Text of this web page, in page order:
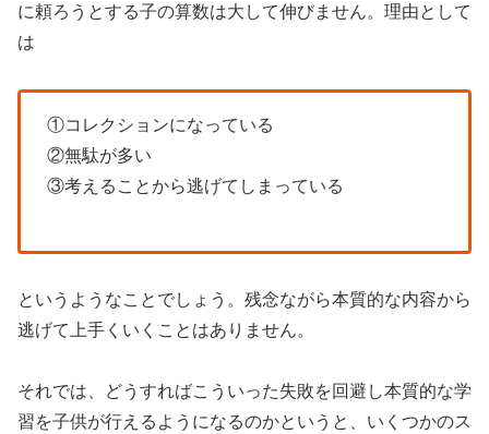
に頼ろうとする子の算数は大して伸びません。理由として
は
①コレクションになっている
②無駄が多い
③考えることから逃げてしまっている
というようなことでしょう。残念ながら本質的な内容から
逃げて上手くいくことはありません。
それでは、どうすればこういった失敗を回避し本質的な学
習を子供が行えるようになるのかというと、いくつかのス